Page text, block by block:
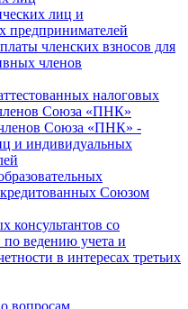
лиц и
предпринимателей
членских взносов для
членов
налоговых
Союза «ПНК»
Союза «ПНК» -
и индивидуальных
Союзом
консультантов со
по ведению учета и
в интересах третьих
вопросам